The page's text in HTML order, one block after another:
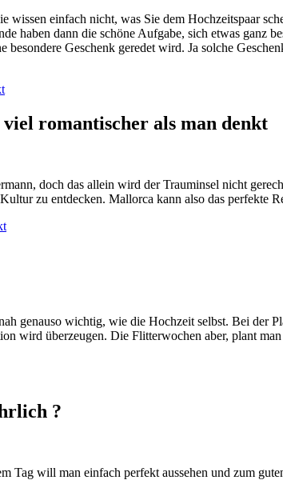
einfach nicht, was Sie dem Hochzeitspaar
haben dann die schöne Aufgabe, sich etwas ganz
Geschenk geredet wird. Ja solche
romantischer als man denkt
doch das allein wird der Trauminsel nicht
zu entdecken. Mallorca kann also das perfekte
genauso wichtig, wie die Hochzeit selbst. Bei der
wird überzeugen. Die Flitterwochen aber, plant
?
Tag will man einfach perfekt aussehen und zum